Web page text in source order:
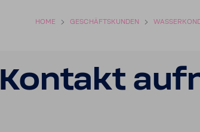
HOME GESCHÄFTS­KUNDEN
Kontakt